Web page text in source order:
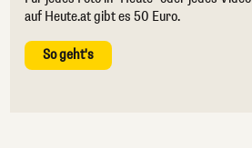
auf Heute.at gibt es 50 Euro.
So geht's